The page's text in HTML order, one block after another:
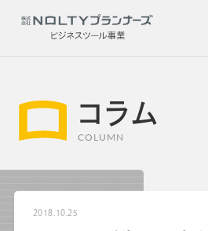
サービス
製品を探す
コラム
COLUMN
2018.10.25